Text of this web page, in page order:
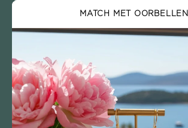
MATCH MET OORBELLEN